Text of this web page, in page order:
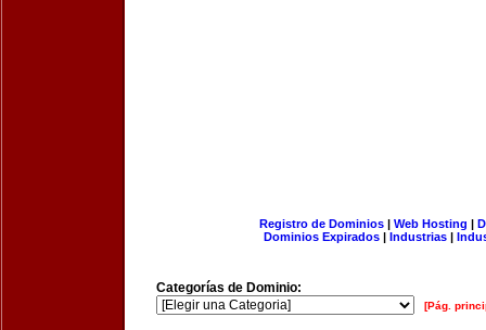
Registro de Dominios| Web Hosting |
Dominios Expirados | Industrias |
Categorías de Dominio:
[Pág.